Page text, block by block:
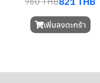
เพิ่มลงตะกร้า